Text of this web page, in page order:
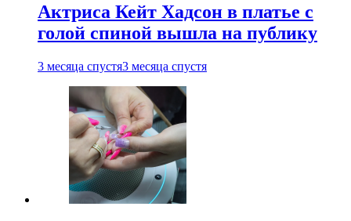
Актриса Кейт Хадсон в платье с
голой спиной вышла на публику
3 месяца спустя3 месяца спустя